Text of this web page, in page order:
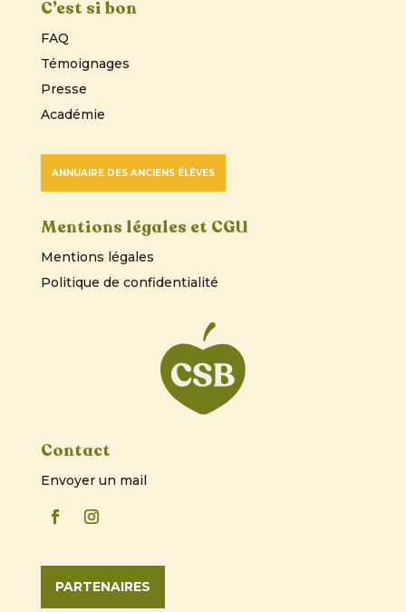
C’est si bon
FAQ
Témoignages
Presse
Académie
ANNUAIRE DES ANCIENS ÉLÈVES
Mentions légales et CGU
Mentions légales
Politique de confidentialité
Contact
Envoyer un mail
PARTENAIRES